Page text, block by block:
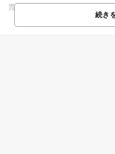
貫観音はパワースポットとして
続き